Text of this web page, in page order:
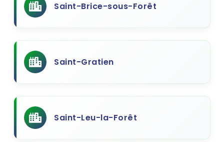
Saint-Brice-sous-Forêt
Saint-Gratien
Saint-Leu-la-Forêt